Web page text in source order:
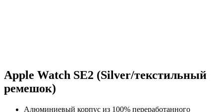
Apple Watch SE2 (Silver/текстильный
ремешок)
Алюминиевый корпус из 100% переработанного